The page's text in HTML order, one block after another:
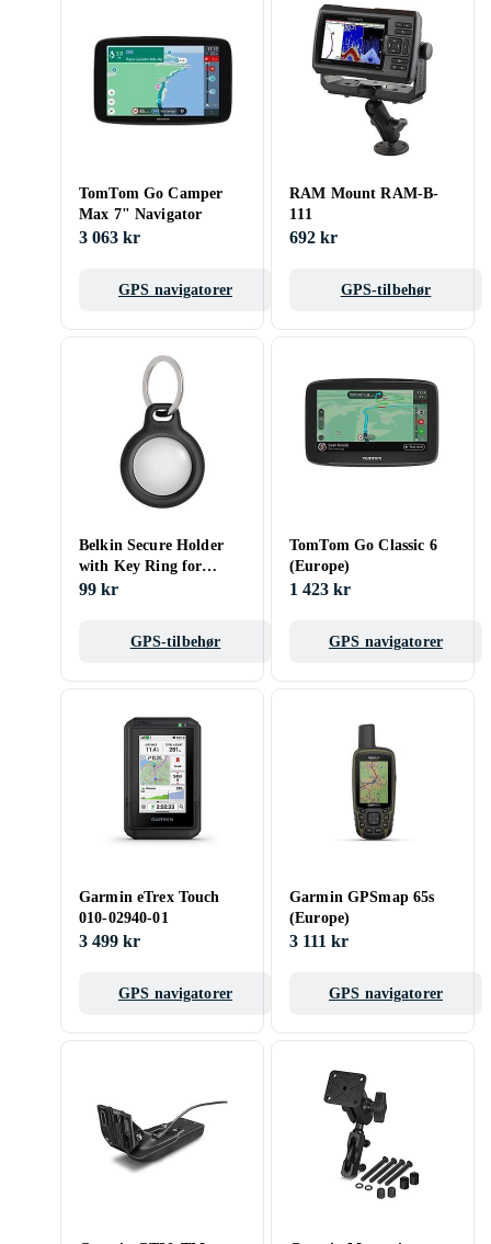
TomTom Go Camper
Max 7" Navigator
3 063 kr
GPS navigatorer
RAM Mount RAM-B-
111
692 kr
GPS-tilbehør
Belkin Secure Holder
with Key Ring for
AirTag -
99 kr
GPS-tilbehør
TomTom Go Classic 6
(Europe)
1 423 kr
GPS navigatorer
Garmin eTrex Touch
010-02940-01
3 499 kr
GPS navigatorer
Garmin GPSmap 65s
(Europe)
3 111 kr
GPS navigatorer